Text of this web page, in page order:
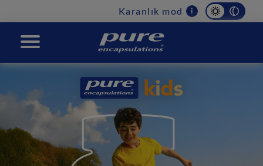
navigation
Karanlık mod i
PURE